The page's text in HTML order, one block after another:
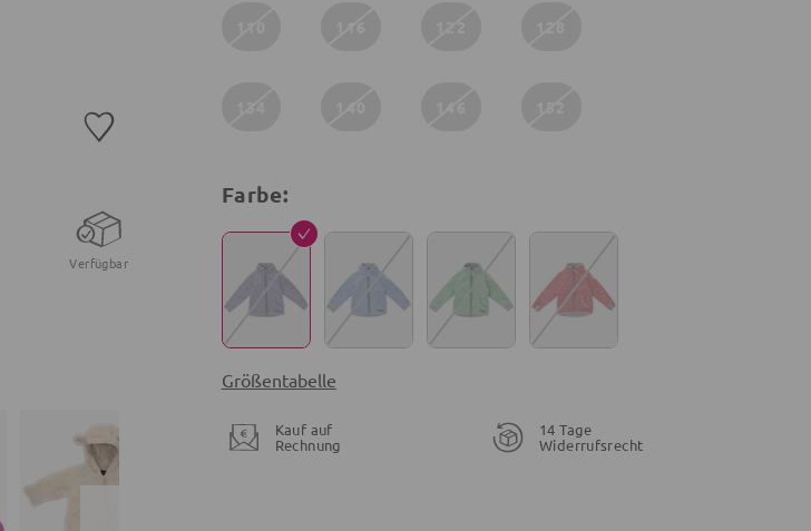
Verfügbar
Farbe:
Größentabelle
Kauf auf
Rechnung
14 Tage
Widerrufsrecht